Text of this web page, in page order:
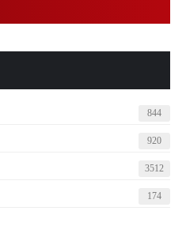
844
920
3512
174